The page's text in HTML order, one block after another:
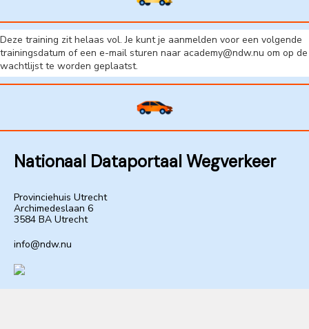
Deze training zit helaas vol. Je kunt je aanmelden voor een volgende
trainingsdatum of een e-mail sturen naar academy@ndw.nu om op de
wachtlijst te worden geplaatst.
Nationaal Dataportaal Wegverkeer
Provinciehuis Utrecht
Archimedeslaan 6
3584 BA Utrecht
info@ndw.nu